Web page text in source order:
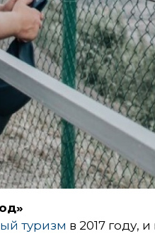
туризм в 2017 году,